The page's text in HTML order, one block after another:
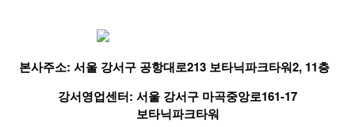
본사주소: 서울 강서구 공항대로213 보타닉파크타워2, 11층
강서영업센터: 서울 강서구 마곡중앙로161-17
보타닉파크타워